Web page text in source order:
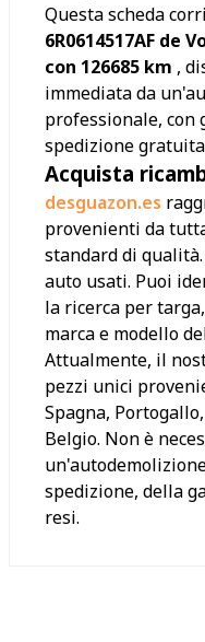
Questa scheda
6R0614517AF de
con 126685 km ,
immediata da
professionale, con
spedizione
Acquista
desguazon.es
provenienti da
standard di
auto usati. Puoi
la ricerca per
marca e modello
Attualmente, il
pezzi unici
Spagna,
Belgio. Non è
spedizione, della
resi.